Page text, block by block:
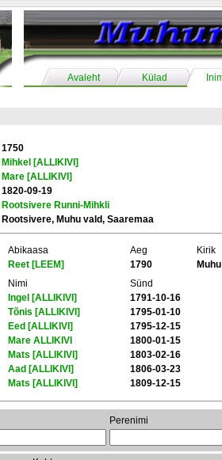
Avaleht Külad
1750
Mihkel [ALLIKIVI]
Mare [ALLIKIVI]
1820-09-19
Rootsivere Runni-Mihkli
Rootsivere, Muhu vald, Saaremaa
Abikaasa Aeg
Kirik
Reet [LEEM]
1790
Muhu
Nimi
Sünd
Ingel [ALLIKIVI]
1791-10-16
Tõnis [ALLIKIVI]
1795-01-10
Eed [ALLIKIVI]
1795-12-15
Mare ALLIKIVI
1800-01-15
Mats [ALLIKIVI]
1803-02-16
Aad [ALLIKIVI]
1806-03-23
Mats [ALLIKIVI]
1809-12-15
Perenimi